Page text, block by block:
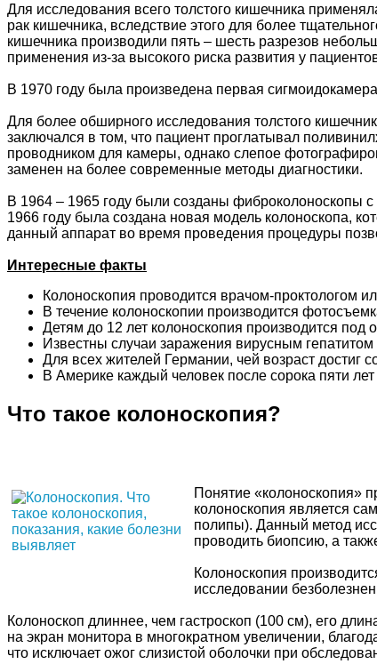
Для исследования всего толстого кишечника
рак кишечника, вследствие этого для более
кишечника производили пять – шесть разрезов
применения из-за высокого риска развития у
В 1970 году была произведена первая
Для более обширного исследования толстого
заключался в том, что пациент проглатывал
проводником для камеры, однако слепое
заменен на более современные методы диагностики.
В 1964 – 1965 году были созданы фиброколоноскопы
1966 году была создана новая модель колоноскопа,
данный аппарат во время проведения процедуры
Интересные факты
Колоноскопия проводится врачом-проктологом
В течение колоноскопии производится
Детям до 12 лет колоноскопия производится под
Известны случаи заражения вирусным
Для всех жителей Германии, чей возраст достиг
В Америке каждый человек после сорока пяти
Что такое колоноскопия?
Понятие «колоноскопия»
колоноскопия является
полипы). Данный метод
проводить биопсию, а
Колоноскопия
исследовании
Колоноскоп длиннее, чем гастроскоп (100 см), его
на экран монитора в многократном увеличении,
что исключает ожог слизистой оболочки при